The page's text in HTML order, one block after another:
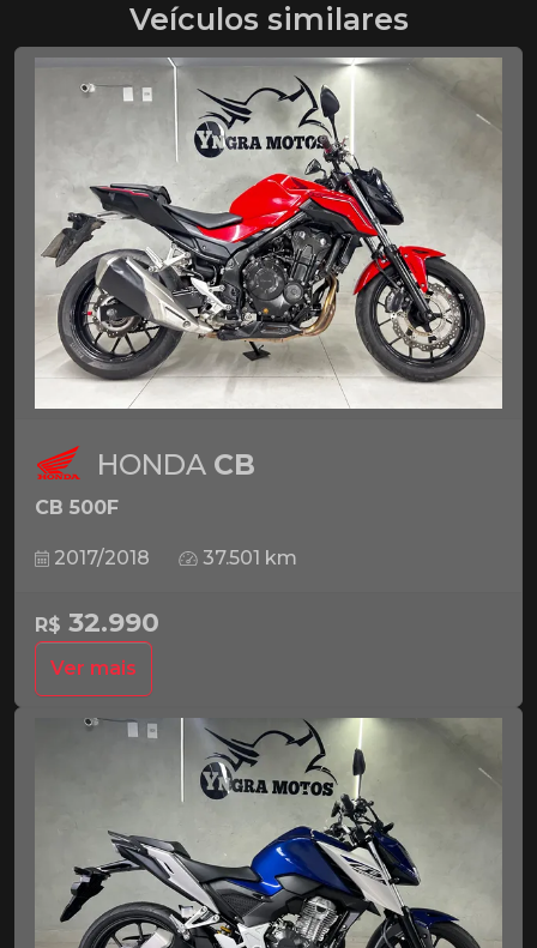
Veículos similares
HONDA CB
CB 500F
2017/2018 37.501 km
R$ 32.990
Ver mais